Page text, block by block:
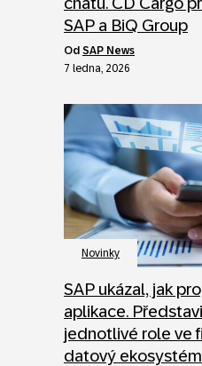
SAP a BiQ Group
od SAP News
7 ledna, 2026
Novinky
SAP ukázal, jak
aplikace.
jednotlivé role ve
datový ekosystém